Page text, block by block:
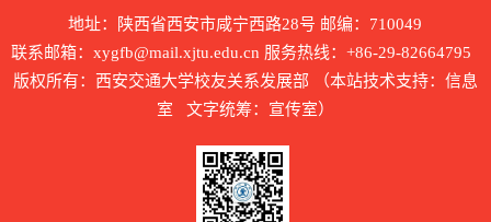
地址：陕西省西安市咸宁西路28号 邮编：710049
联系邮箱：xygfb@mail.xjtu.edu.cn 服务热线：+86-29-82664795
版权所有：西安交通大学校友关系发展部 （本站技术支持：信息
室 文字统筹：宣传室）